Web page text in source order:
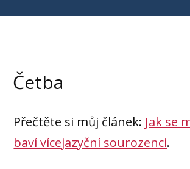
Četba
Přečtěte si můj článek: Jak se
baví vícejazyční sourozenci.